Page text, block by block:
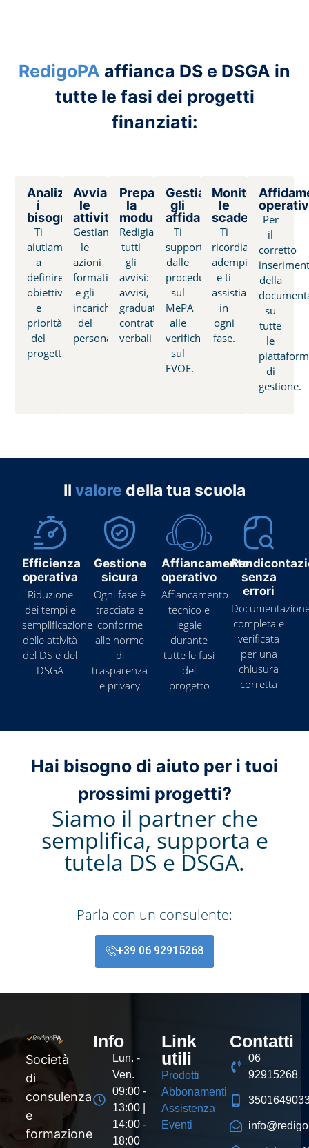
RedigoPA affianca DS e DSGA in
tutte le fasi dei progetti
finanziati:
Analizziamo
i
bisogni
Ti
aiutiamo
a
definire
obiettivi
e
priorità
del
progetto
Avviamo
le
attività
Gestiamo
le
azioni
formative
e gli
incarichi
del
personale
Prepariamo
la
modulistica
Redigiamo
tutti
gli
avvisi:
avvisi,
graduatorie,
contratti,
verbali
Gestiamo
gli
affidamenti
Ti
supportiamo
dalle
procedure
sul
MePA
alle
verifiche
sul
FVOE.
Monitoriamo
le
scadenze
Ti
ricordiamo
adempimenti
e ti
assistiamo
in
ogni
fase.
Per
il
corretto
della
su
tutte
le
di
gestione.
Il valore della tua scuola
Efficienza
operativa
Riduzione
dei tempi e
semplificazione
delle attività
del DS e del
DSGA
Gestione
sicura
Ogni fase è
tracciata e
conforme
alle norme
di
trasparenza
e privacy
Affiancamento
operativo
Affiancamento
tecnico e
legale
durante
tutte le fasi
del
progetto
senza
errori
completa e
verificata
per una
chiusura
corretta
Hai bisogno di aiuto per i tuoi
prossimi progetti?
Siamo il partner che
semplifica, supporta e
tutela DS e DSGA.
Parla con un consulente:
+39 06 92915268
Società
di
consulenza
e
formazione
Info
Lun. -
Ven.
09:00 -
13:00 |
14:00 -
18:00
Link
utili
Prodotti
Abbonamenti
Assistenza
Eventi
Contatti
06
92915268